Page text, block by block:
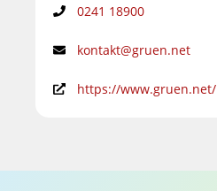
0241 18900
kontakt@gruen.net
https://www.gruen.net/